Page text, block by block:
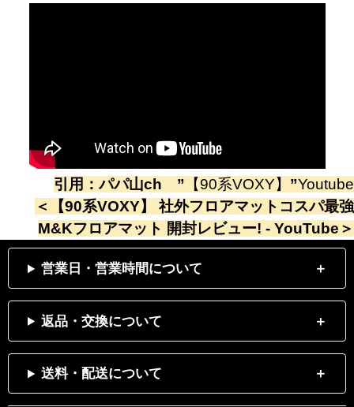
引用：パパ山ch ” 【90系VOXY】 ”Youtube
＜
【90系VOXY】 社外フロアマットコスパ最強
M&Kフロアマット 開封レビュー! - YouTube ＞
営業日・営業時間について
返品・交換について
送料・配送について